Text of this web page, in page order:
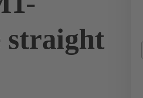
straight